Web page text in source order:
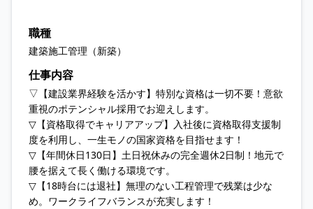
職種
建築施工管理（新築）
仕事内容
▽【建設業界経験を活かす】特別な資格は一切不要！意欲
重視のポテンシャル採用でお迎えします。
▽【資格取得でキャリアアップ】入社後に資格取得支援制
度を利用し、一生モノの国家資格を目指せます！
▽【年間休日130日】土日祝休みの完全週休2日制！地元で
腰を据えて長く働ける環境です。
▽【18時台には退社】無理のない工程管理で残業は少な
め。ワークライフバランスが充実します！